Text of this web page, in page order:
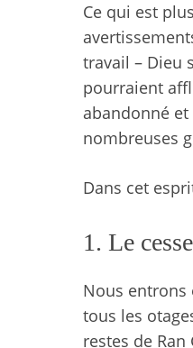
Ce qui est
travail – Dieu
pourraient
abandonné
nombreuses
Dans cet
1. Le
Nous entrons
tous les
restes de